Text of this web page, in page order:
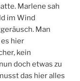
Marlene sah
im Wind
Man
hier
kein
doch etwas zu
das hier alles